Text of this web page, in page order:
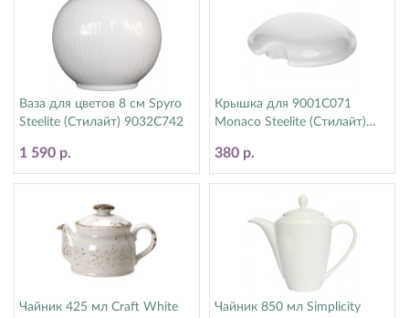
Ваза для цветов 8 см Spyro
Steelite (Стилайт) 9032C742
1 590 р.
Крышка для 9001C071
Monaco Steelite (Стилайт)
380 р.
Чайник 425 мл Craft White
Чайник 850 мл Simplicity